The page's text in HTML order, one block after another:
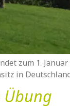
zum 1.
in
Übung